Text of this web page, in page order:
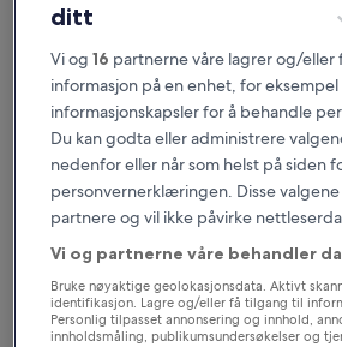
Gode grunner til å
vår
ditt
Vi og 16 partnerne våre lagrer og/eller
informasjon på en enhet, for
informasjonskapsler for å behandle
Du kan godta eller administrere
nedenfor eller når som helst på siden
personvernerklæringen. Disse valgene
partnere og vil ikke påvirke
Vi og partnerne våre behandler
Bruke nøyaktige geolokasjonsdata. Aktivt
identifikasjon. Lagre og/eller få tilgang til
Personlig tilpasset annonsering og innhold,
innholdsmåling, publikumsundersøkelser og